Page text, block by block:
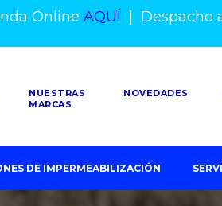
Online AQUÍ Despacho
NUESTRAS
MARCAS
NOVEDADES
DE IMPERMEABILIZACIÓN